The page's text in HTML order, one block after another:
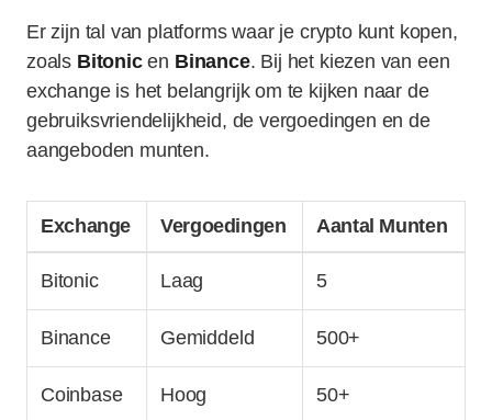
Er zijn tal van platforms waar je crypto kunt kopen,
zoals Bitonicen Binance. Bij het kiezen van een
exchange is het belangrijk om te kijken naar de
gebruiksvriendelijkheid, de vergoedingen en de
aangeboden munten.
Exchange Vergoedingen Aantal Munten
Bitonic Laag 5
Binance Gemiddeld 500+
Coinbase Hoog 50+